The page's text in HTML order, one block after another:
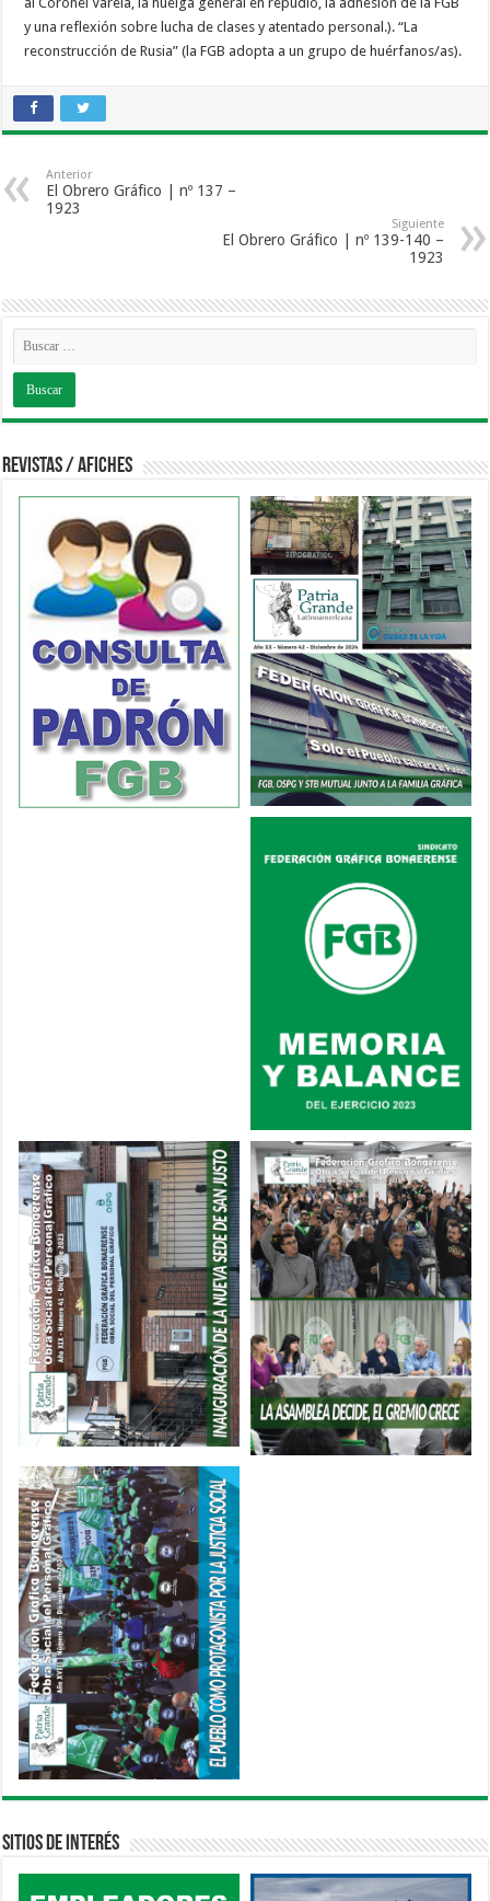
y una reflexión sobre lucha de clases y atentado personal.). “La
reconstrucción de Rusia” (la FGB adopta a un grupo de huérfanos/as).
Anterior
El Obrero Gráfico | nº 137 –
1923
Siguiente
El Obrero Gráfico | nº 139-140 –
1923
Revistas / Afiches
Sitios de interés